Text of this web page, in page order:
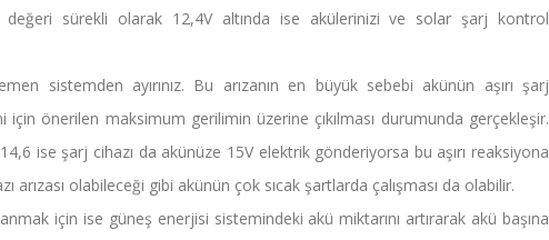
sürekli olarak 12,4V altında ise akülerinizi ve solar şarj kontrol
sistemden ayırınız. Bu arızanın en büyük sebebi akünün aşırı şarj
önerilen maksimum gerilimin üzerine çıkılması durumunda gerçekleşir.
ise şarj cihazı da akünüze 15V elektrik gönderiyorsa bu aşırı reaksiyona
arızası olabileceği gibi akünün çok sıcak şartlarda çalışması da olabilir.
için ise güneş enerjisi sistemindeki akü miktarını artırarak akü başına